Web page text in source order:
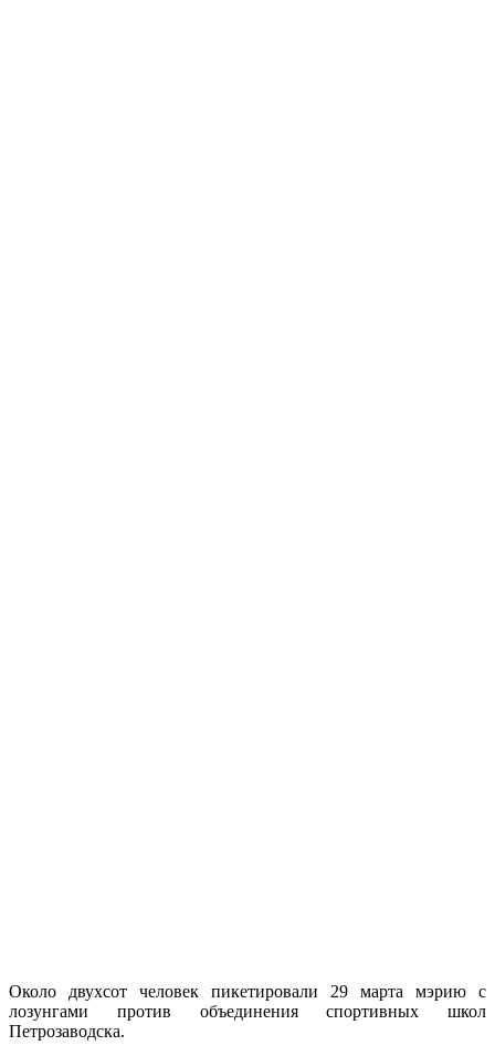
Около двухсот человек пикетировали 29 марта мэрию с
лозунгами против объединения спортивных школ
Петрозаводска.